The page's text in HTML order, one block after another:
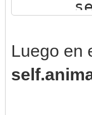
Luego en